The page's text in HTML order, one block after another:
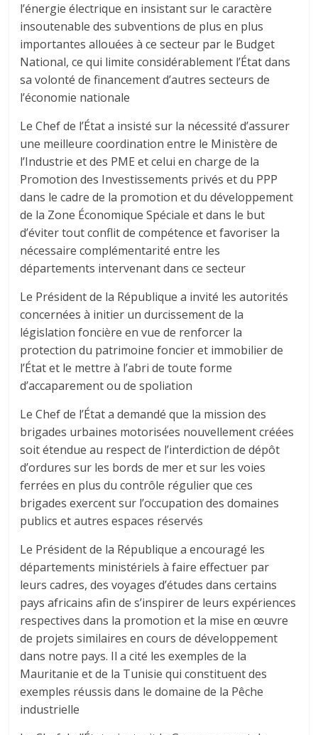
l’énergie électrique en insistant sur le caractère
insoutenable des subventions de plus en plus
importantes allouées à ce secteur par le Budget
National, ce qui limite considérablement l’État dans
sa volonté de financement d’autres secteurs de
l’économie nationale
Le Chef de l’État a insisté sur la nécessité d’assurer
une meilleure coordination entre le Ministère de
l’Industrie et des PME et celui en charge de la
Promotion des Investissements privés et du PPP
dans le cadre de la promotion et du développement
de la Zone Économique Spéciale et dans le but
d’éviter tout conflit de compétence et favoriser la
nécessaire complémentarité entre les
départements intervenant dans ce secteur
Le Président de la République a invité les autorités
concernées à initier un durcissement de la
législation foncière en vue de renforcer la
protection du patrimoine foncier et immobilier de
l’État et le mettre à l’abri de toute forme
d’accaparement ou de spoliation
Le Chef de l’État a demandé que la mission des
brigades urbaines motorisées nouvellement créées
soit étendue au respect de l’interdiction de dépôt
d’ordures sur les bords de mer et sur les voies
ferrées en plus du contrôle régulier que ces
brigades exercent sur l’occupation des domaines
publics et autres espaces réservés
Le Président de la République a encouragé les
départements ministériels à faire effectuer par
leurs cadres, des voyages d’études dans certains
pays africains afin de s’inspirer de leurs expériences
respectives dans la promotion et la mise en œuvre
de projets similaires en cours de développement
dans notre pays. Il a cité les exemples de la
Mauritanie et de la Tunisie qui constituent des
exemples réussis dans le domaine de la Pêche
industrielle